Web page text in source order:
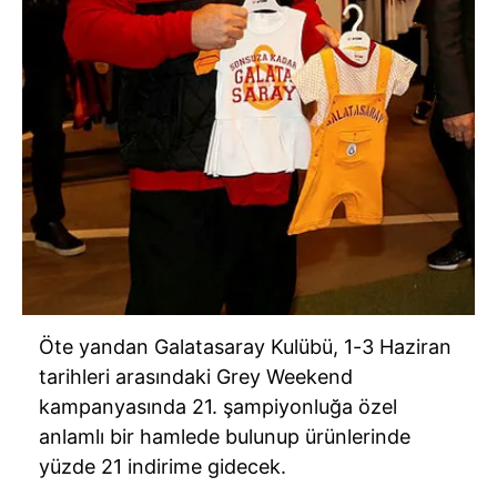
Öte yandan Galatasaray Kulübü, 1-3 Haziran
tarihleri arasındaki Grey Weekend
kampanyasında 21. şampiyonluğa özel
anlamlı bir hamlede bulunup ürünlerinde
yüzde 21 indirime gidecek.